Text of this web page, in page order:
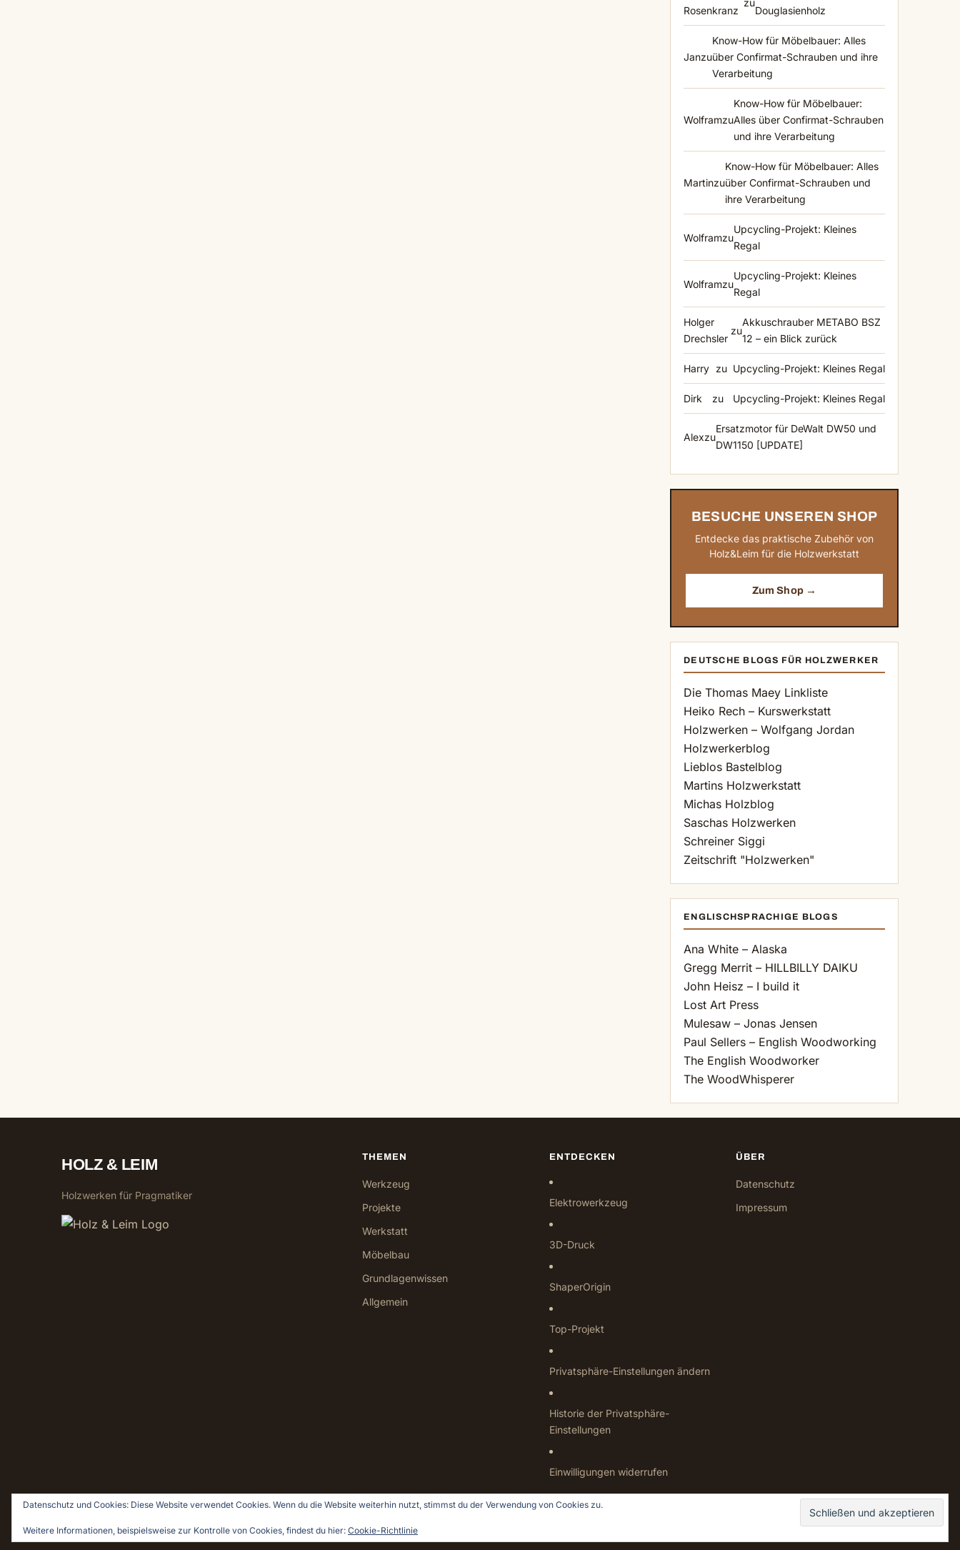
Rosenkranz
Douglasienholz
Janzu
Know-How für Möbelbauer: Alles
über Confirmat-Schrauben und ihre
Verarbeitung
Wolframzu
Know-How für Möbelbauer:
Alles über Confirmat-Schrauben
und ihre Verarbeitung
Martinzu
Know-How für Möbelbauer: Alles
über Confirmat-Schrauben und
ihre Verarbeitung
Wolframzu
Upcycling-Projekt: Kleines
Regal
Wolframzu
Upcycling-Projekt: Kleines
Regal
Holger
Drechsler
zu
Akkuschrauber METABO BSZ
12 – ein Blick zurück
Harry zu Upcycling-Projekt: Kleines Regal
Dirk zu Upcycling-Projekt: Kleines Regal
Alexzu
Ersatzmotor für DeWalt DW50 und
DW1150 [UPDATE]
BESUCHE UNSEREN SHOP
Entdecke das praktische Zubehör von
Holz&Leim für die Holzwerkstatt
Zum Shop →
DEUTSCHE BLOGS FÜR HOLZWERKER
Die Thomas Maey Linkliste
Heiko Rech – Kurswerkstatt
Holzwerken – Wolfgang Jordan
Holzwerkerblog
Lieblos Bastelblog
Martins Holzwerkstatt
Michas Holzblog
Saschas Holzwerken
Schreiner Siggi
Zeitschrift "Holzwerken"
ENGLISCHSPRACHIGE BLOGS
Ana White – Alaska
Gregg Merrit – HILLBILLY DAIKU
John Heisz – I build it
Lost Art Press
Mulesaw – Jonas Jensen
Paul Sellers – English Woodworking
The English Woodworker
The WoodWhisperer
HOLZ & LEIM
Holzwerken für Pragmatiker
THEMEN
Werkzeug
Projekte
Werkstatt
Möbelbau
Grundlagenwissen
Allgemein
ENTDECKEN
Elektrowerkzeug
3D-Druck
ShaperOrigin
Top-Projekt
Privatsphäre-Einstellungen ändern
Historie der Privatsphäre-
Einstellungen
Einwilligungen widerrufen
ÜBER
Datenschutz
Impressum
© 2026 Holz & Leim · Holzwerken für Pragmatiker
Datenschutz und Cookies: Diese Website verwendet Cookies. Wenn du die Website weiterhin nutzt, stimmst du der Verwendung von Cookies zu.
Weitere Informationen, beispielsweise zur Kontrolle von Cookies, findest du hier: Cookie-Richtlinie